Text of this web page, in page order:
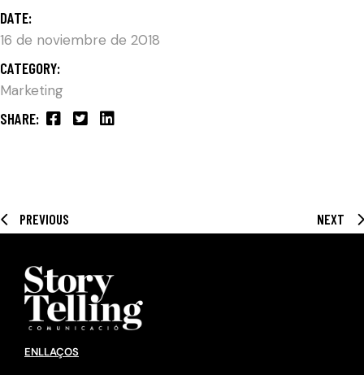
DATE:
16 de noviembre de 2018
CATEGORY:
Marketing
SHARE:
PREVIOUS NEXT
ENLLAÇOS